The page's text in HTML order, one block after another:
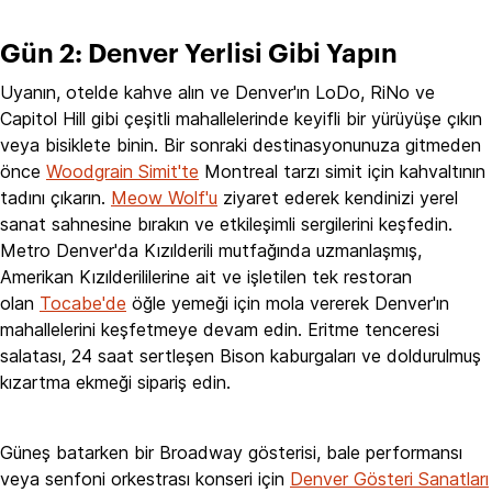
Gün 2: Denver Yerlisi Gibi Yapın
Uyanın, otelde kahve alın ve Denver'ın LoDo, RiNo ve
Capitol Hill gibi çeşitli mahallelerinde keyifli bir yürüyüşe çıkın
veya bisiklete binin. Bir sonraki destinasyonunuza gitmeden
önce Woodgrain Simit'te Montreal tarzı simit için kahvaltının
tadını çıkarın. Meow Wolf'u ziyaret ederek kendinizi yerel
sanat sahnesine bırakın ve etkileşimli sergilerini keşfedin.
Metro Denver'da Kızılderili mutfağında uzmanlaşmış,
Amerikan Kızılderililerine ait ve işletilen tek restoran
olan Tocabe'de öğle yemeği için mola vererek Denver'ın
mahallelerini keşfetmeye devam edin. Eritme tenceresi
salatası, 24 saat sertleşen Bison kaburgaları ve doldurulmuş
kızartma ekmeği sipariş edin.
Güneş batarken bir Broadway gösterisi, bale performansı
veya senfoni orkestrası konseri için Denver Gösteri Sanatları